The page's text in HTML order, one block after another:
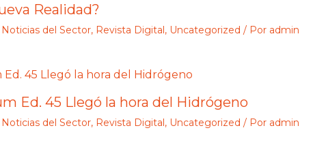
Realidad?
Noticias del Sector, Revista Digital, Uncategorized / Por admin
Ed. 45 Llegó la hora del Hidrógeno
Noticias del Sector, Revista Digital, Uncategorized / Por admin